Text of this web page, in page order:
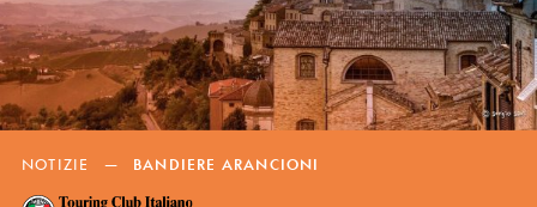
NOTIZIE — BANDIERE ARANCIONI